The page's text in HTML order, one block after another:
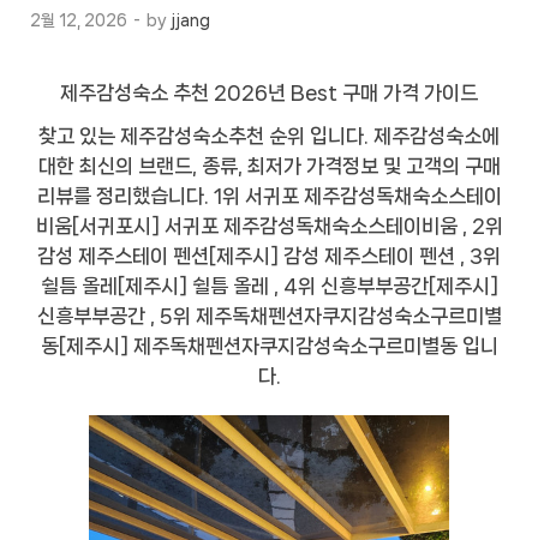
2월 12, 2026 - by jjang
제주감성숙소 추천 2026년 Best 구매 가격 가이드
찾고 있는 제주감성숙소추천 순위 입니다. 제주감성숙소에
대한 최신의 브랜드, 종류, 최저가 가격정보 및 고객의 구매
리뷰를 정리했습니다. 1위 서귀포 제주감성독채숙소스테이
비움[서귀포시] 서귀포 제주감성독채숙소스테이비움 , 2위
감성 제주스테이 펜션[제주시] 감성 제주스테이 펜션 , 3위
쉴틈 올레[제주시] 쉴틈 올레 , 4위 신흥부부공간[제주시]
신흥부부공간 , 5위 제주독채펜션자쿠지감성숙소구르미별
동[제주시] 제주독채펜션자쿠지감성숙소구르미별동 입니
다.